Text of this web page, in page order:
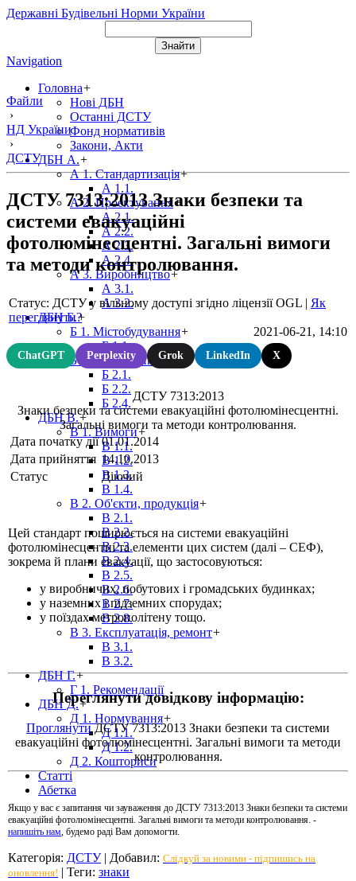
Державні Будівельні Норми України
Navigation
Головна+
Нові ДБН
Останні ДСТУ
Фонд нормативів
Закони, Акти
ДБН А.+
А 1. Стандартизація+
А 1.1.
А 2. Проектування+
А 2.1.
А 2.2.
А 2.3.
А 2.4.
А 3. Виробництво+
А 3.1.
А 3.2.
ДБН Б.+
Б 1. Містобудування+
Б 1.1.
Б 2. Планування+
Б 2.1.
Б 2.2.
Б 2.4.
ДБН В.+
В 1. Вимоги+
В 1.1.
В 1.2.
В 1.3.
В 1.4.
В 2. Об'єкти, продукція+
В 2.1.
В 2.2.
В 2.3.
В 2.4.
В 2.5.
В 2.6.
В 2.7.
В 2.8.
В 3. Експлуатація, ремонт+
В 3.1.
В 3.2.
ДБН Г.+
Г 1. Рекомендації
ДБН Д.+
Д 1. Нормування+
Д 1.1.
Д 1.2.
Д 2. Кошториси
Статті
Абетка
Файли
›
НД України
›
ДСТУ
ДСТУ 7313:2013 Знаки безпеки та
системи евакуаційні
фотолюмінесцентні. Загальні вимоги
та методи контролювання.
Статус: ДСТУ у вільному доступі згідно ліцензії OGL | Як
переглянути?
2021-06-21, 14:10
ChatGPT Perplexity Grok LinkedIn X
ДСТУ 7313:2013
Знаки безпеки та системи евакуаційні фотолюмінесцентні.
Загальні вимоги та методи контролювання.
Дата початку дії 01.01.2014
Дата прийняття 14.10.2013
Статус
Діючий
Цей стандарт поширюється на системи евакуаційні
фотолюмінесцентні та елементи цих систем (далі – СЕФ),
зокрема й плани евакуації, що застосовуються:
у виробничих, побутових і громадських будинках;
у наземних і підземних спорудах;
у поїздах метрополітену тощо.
Переглянути довідкову інформацію:
ПроглянутиДСТУ 7313:2013 Знаки безпеки та системи
евакуаційні фотолюмінесцентні. Загальні вимоги та методи
контролювання.
Якщо у вас є запитання чи зауваження до ДСТУ 7313:2013 Знаки безпеки та системи
евакуаційні фотолюмінесцентні. Загальні вимоги та методи контролювання. -
напишіть нам, будемо раді Вам допомогти.
Категорія: ДСТУ| Добавил: Слідкуй за новими - підпишись на
оновлення! | Теги: знаки